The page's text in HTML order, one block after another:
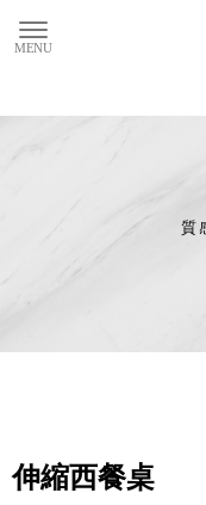
伸縮西餐桌